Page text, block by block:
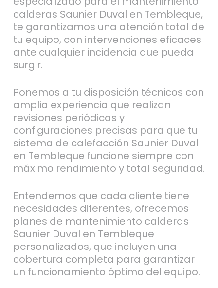
calderas Saunier Duval en Tembleque,
te garantizamos una atención total de
tu equipo, con intervenciones eficaces
ante cualquier incidencia que pueda
surgir.
Ponemos a tu disposición técnicos con
amplia experiencia que realizan
revisiones periódicas y
configuraciones precisas para que tu
sistema de calefacción Saunier Duval
en Tembleque funcione siempre con
máximo rendimiento y total seguridad.
Entendemos que cada cliente tiene
necesidades diferentes, ofrecemos
planes de mantenimiento calderas
Saunier Duval en Tembleque
personalizados, que incluyen una
cobertura completa para garantizar
un funcionamiento óptimo del equipo.